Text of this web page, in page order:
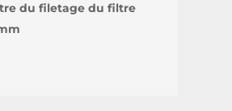
du filetage du filtre